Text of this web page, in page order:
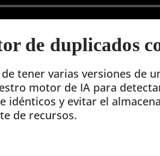
de duplicados
de tener varias versiones de
motor de IA para
idénticos y evitar el
de recursos.